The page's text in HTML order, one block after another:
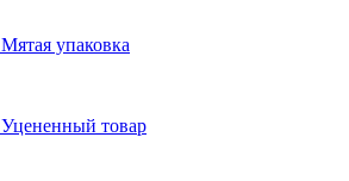
Мятая упаковка
Уцененный товар